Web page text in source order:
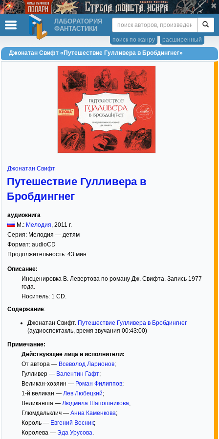
ЛАБОРАТОРИЯ
ФАНТАСТИКИ
расширенный
поиск по жанру
Джонатан Свифт «Путешествие Гулливера в Бробдингнег»
Джонатан Свифт
Путешествие Гулливера в
Бробдингнег
аудиокнига
М.: Мелодия, 2011 г.
Серия: Мелодия — детям
Формат: audioCD
Продолжительность: 43 мин.
Описание:
Инсценировка В. Левертова по роману Дж. Свифта. Запись 1977
года.
Носитель: 1 CD.
Содержание:
Джонатан Свифт. Путешествие Гулливера в Бробдингнег
(аудиоспектакль, время звучания 00:43:00)
Примечание:
Действующие лица и исполнители:
От автора — Всеволод Ларионов;
Гулливер — Валентин Гафт;
Великан-хозяин — Роман Филиппов;
1-й великан — Лев Любецкий;
Великанша — Людмила Шапошникова;
Глюмдальклич — Анна Каменкова;
Король — Евгений Весник;
Королева — Эда Урусова.